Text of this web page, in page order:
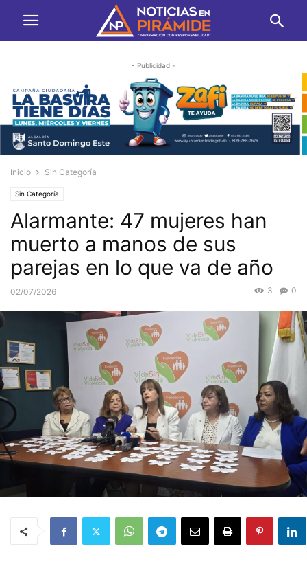
- Publicidad -
Inicio Sin Categoría
Sin Categoría
Alarmante: 47 mujeres han
muerto a manos de sus
parejas en lo que va de año
02/07/2026 0
3